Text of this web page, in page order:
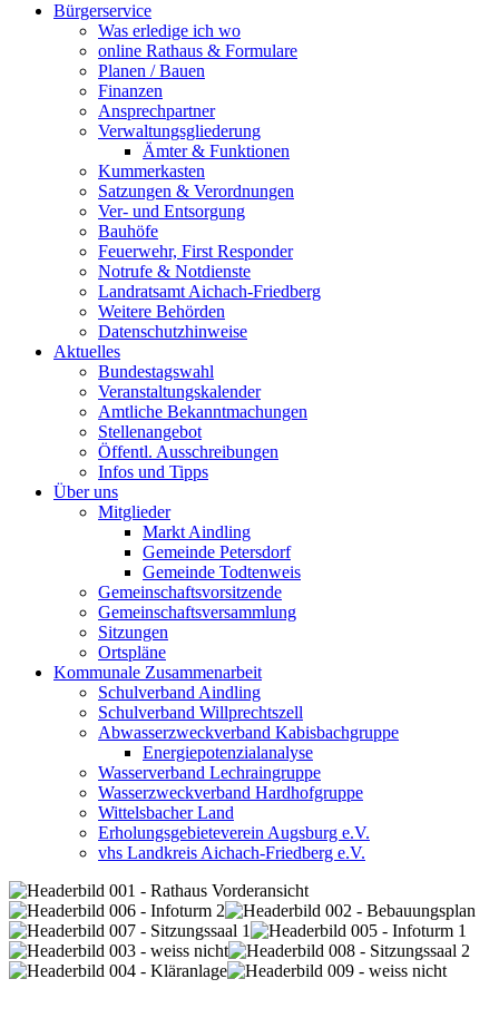
Bürgerservice
Was erledige ich wo
online Rathaus & Formulare
Planen / Bauen
Finanzen
Ansprechpartner
Verwaltungsgliederung
Ämter & Funktionen
Kummerkasten
Satzungen & Verordnungen
Ver- und Entsorgung
Bauhöfe
Feuerwehr, First Responder
Notrufe & Notdienste
Landratsamt Aichach-Friedberg
Weitere Behörden
Datenschutzhinweise
Aktuelles
Bundestagswahl
Veranstaltungskalender
Amtliche Bekanntmachungen
Stellenangebot
Öffentl. Ausschreibungen
Infos und Tipps
Über uns
Mitglieder
Markt Aindling
Gemeinde Petersdorf
Gemeinde Todtenweis
Gemeinschaftsvorsitzende
Gemeinschaftsversammlung
Sitzungen
Ortspläne
Kommunale Zusammenarbeit
Schulverband Aindling
Schulverband Willprechtszell
Abwasserzweckverband Kabisbachgruppe
Energiepotenzialanalyse
Wasserverband Lechraingruppe
Wasserzweckverband Hardhofgruppe
Wittelsbacher Land
Erholungsgebieteverein Augsburg e.V.
vhs Landkreis Aichach-Friedberg e.V.